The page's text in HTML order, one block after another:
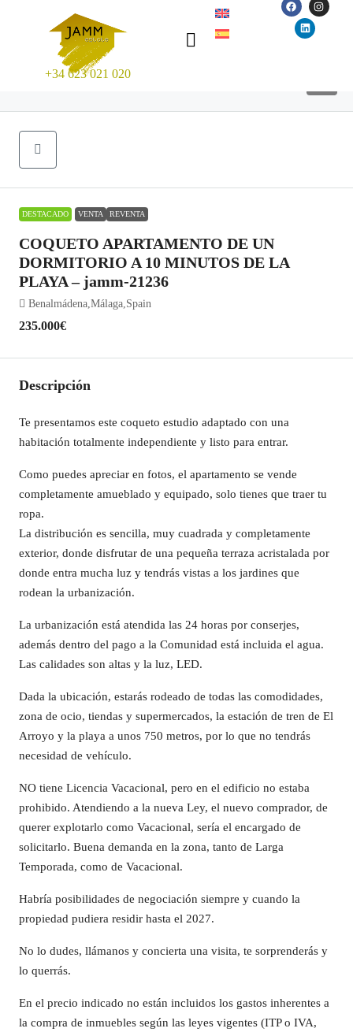
+34 623 021 020
DESTACADO VENTA REVENTA
COQUETO APARTAMENTO DE UN
DORMITORIO A 10 MINUTOS DE LA
PLAYA – jamm-21236
Benalmádena,Málaga,Spain
235.000€
Descripción
Te presentamos este coqueto estudio adaptado con una
habitación totalmente independiente y listo para entrar.
Como puedes apreciar en fotos, el apartamento se vende
completamente amueblado y equipado, solo tienes que traer tu
ropa.
La distribución es sencilla, muy cuadrada y completamente
exterior, donde disfrutar de una pequeña terraza acristalada por
donde entra mucha luz y tendrás vistas a los jardines que
rodean la urbanización.
La urbanización está atendida las 24 horas por conserjes,
además dentro del pago a la Comunidad está incluida el agua.
Las calidades son altas y la luz, LED.
Dada la ubicación, estarás rodeado de todas las comodidades,
zona de ocio, tiendas y supermercados, la estación de tren de El
Arroyo y la playa a unos 750 metros, por lo que no tendrás
necesidad de vehículo.
NO tiene Licencia Vacacional, pero en el edificio no estaba
prohibido. Atendiendo a la nueva Ley, el nuevo comprador, de
querer explotarlo como Vacacional, sería el encargado de
solicitarlo. Buena demanda en la zona, tanto de Larga
Temporada, como de Vacacional.
Habría posibilidades de negociación siempre y cuando la
propiedad pudiera residir hasta el 2027.
No lo dudes, llámanos y concierta una visita, te sorprenderás y
lo querrás.
En el precio indicado no están incluidos los gastos inherentes a
la compra de inmuebles según las leyes vigentes (ITP o IVA,